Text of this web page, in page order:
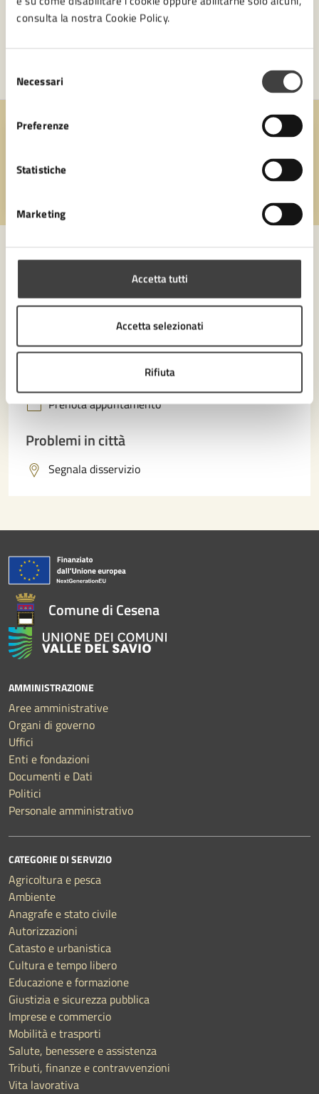
consulta la nostra Cookie Policy.
del
consenso
Necessari
Preferenze
Statistiche
Marketing
Accetta tutti
Accetta selezionati
Rifiuta
Quanto sono chiare le informazioni su questa
Contatta il comune
Richiedi assistenza
Numero verde 0547-356111
Prenota appuntamento
Problemi in città
Segnala disservizio
Comune di Cesena
AMMINISTRAZIONE
Aree amministrative
Organi di governo
Uffici
Enti e fondazioni
Documenti e Dati
Politici
Personale amministrativo
CATEGORIE DI SERVIZIO
Agricoltura e pesca
Ambiente
Anagrafe e stato civile
Autorizzazioni
Catasto e urbanistica
Cultura e tempo libero
Educazione e formazione
Giustizia e sicurezza pubblica
Imprese e commercio
Mobilità e trasporti
Salute, benessere e assistenza
Tributi, finanze e contravvenzioni
Vita lavorativa